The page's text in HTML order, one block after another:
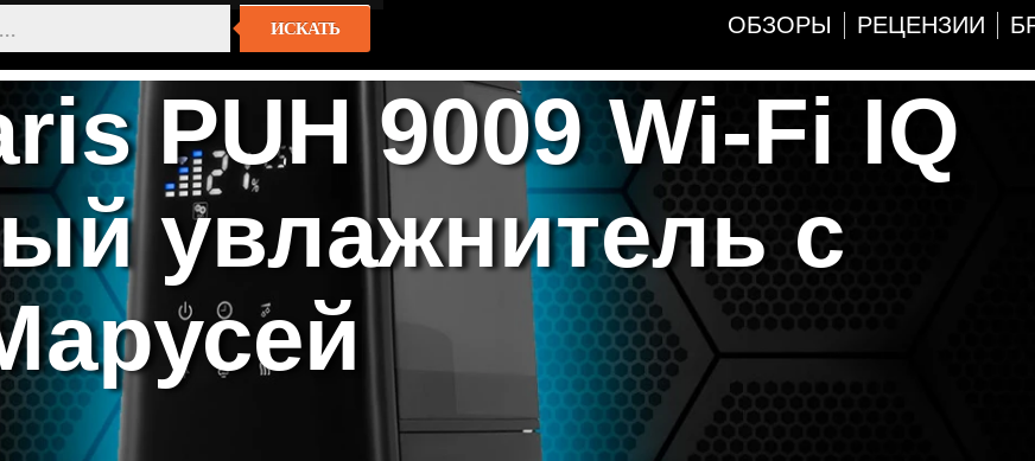
ИСКАТЬ ОБЗОРЫ РЕЦЕНЗИИ
PUH 9009 Wi-Fi IQ
увлажнитель с